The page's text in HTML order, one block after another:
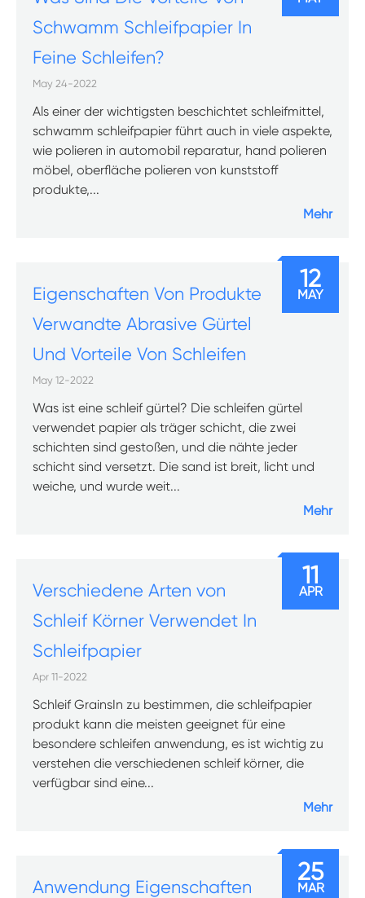
Schwamm Schleifpapier In
Feine Schleifen?
May 24-2022
Als einer der wichtigsten beschichtet schleifmittel,
schwamm schleifpapier führt auch in viele aspekte,
wie polieren in automobil reparatur, hand polieren
möbel, oberfläche polieren von kunststoff
produkte,...
Mehr
Eigenschaften Von Produkte
Verwandte Abrasive Gürtel
Und Vorteile Von Schleifen
May 12-2022
Was ist eine schleif gürtel? Die schleifen gürtel
verwendet papier als träger schicht, die zwei
schichten sind gestoßen, und die nähte jeder
schicht sind versetzt. Die sand ist breit, licht und
weiche, und wurde weit...
Mehr
12
MAY
Verschiedene Arten von
Schleif Körner Verwendet In
Schleifpapier
Apr 11-2022
Schleif GrainsIn zu bestimmen, die schleifpapier
produkt kann die meisten geeignet für eine
besondere schleifen anwendung, es ist wichtig zu
verstehen die verschiedenen schleif körner, die
verfügbar sind eine...
Mehr
11
APR
Anwendung Eigenschaften
25
MAR